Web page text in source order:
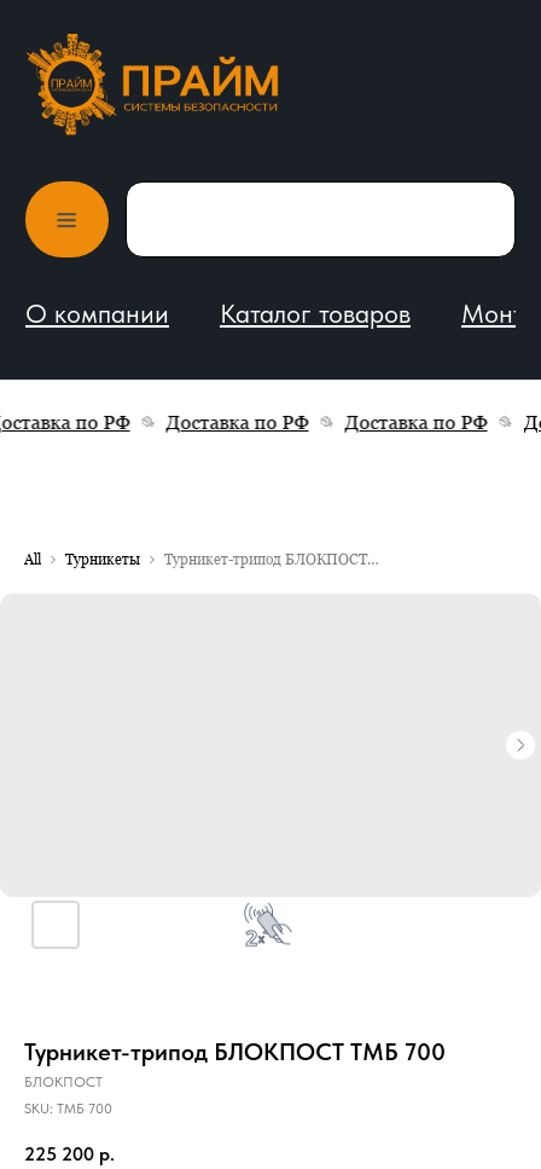
О компании
по РФ Доставка по РФ Доставка по РФ
All Турникеты Турникет-трипод БЛОКПОСТ ТМБ 700
Турникет-трипод БЛОКПОСТ ТМБ 700
БЛОКПОСТ
SKU: ТМБ 700
225 200 р.